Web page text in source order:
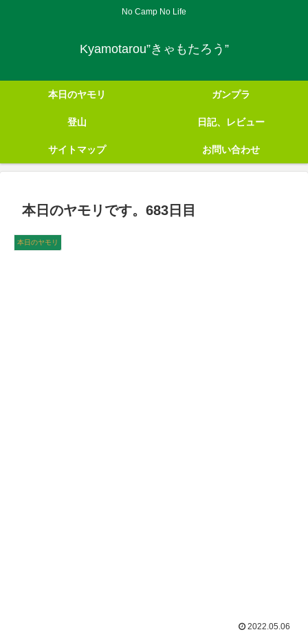
No Camp No Life
Kyamotarou”きゃもたろう”
本日のヤモリ ガンプラ
登山 日記、レビュー
サイトマップ お問い合わせ
本日のヤモリです。683日目
本日のヤモリ
2022.05.06